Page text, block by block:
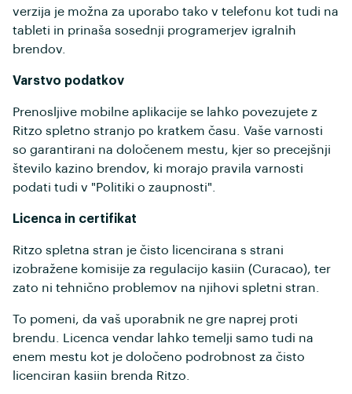
verzija je možna za uporabo tako v telefonu kot tudi na
tableti in prinaša sosednji programerjev igralnih
brendov.
Varstvo podatkov
Prenosljive mobilne aplikacije se lahko povezujete z
Ritzo spletno stranjo po kratkem času. Vaše varnosti
so garantirani na določenem mestu, kjer so precejšnji
število kazino brendov, ki morajo pravila varnosti
podati tudi v "Politiki o zaupnosti".
Licenca in certifikat
Ritzo spletna stran je čisto licencirana s strani
izobražene komisije za regulacijo kasiin (Curacao), ter
zato ni tehnično problemov na njihovi spletni stran.
To pomeni, da vaš uporabnik ne gre naprej proti
brendu. Licenca vendar lahko temelji samo tudi na
enem mestu kot je določeno podrobnost za čisto
licenciran kasiin brenda Ritzo.